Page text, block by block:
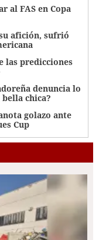
al FAS en Copa
afición, sufrió
las predicciones
denuncia lo
chica?
golazo ante
Cup